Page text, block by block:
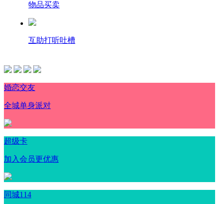
物品买卖
互助打听吐槽
婚恋交友
全城单身派对
超级卡
加入会员更优惠
同城114